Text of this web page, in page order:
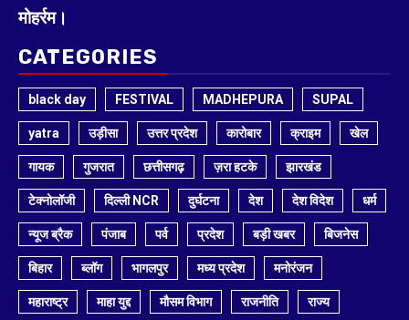
मोहर्रम।
CATEGORIES
black day FESTIVAL MADHEPURA SUPAL
yatra उड़ीसा उत्तर प्रदेश कारोबार क्राइम खेल
गायक गुजरात छत्तीसगढ़ ज़रा हटके झारखंड
टेक्नोलॉजी दिल्ली NCR दुर्घटना देश देश विदेश धर्म
न्यूज ब्रैक पंजाब पर्व प्रदेश बड़ी खबर बिजनेस
बिहार ब्लॉग भागलपुर मध्य प्रदेश मनोरंजन
महाराष्ट्र माहा युद्द मौसम विभाग राजनीति राज्य